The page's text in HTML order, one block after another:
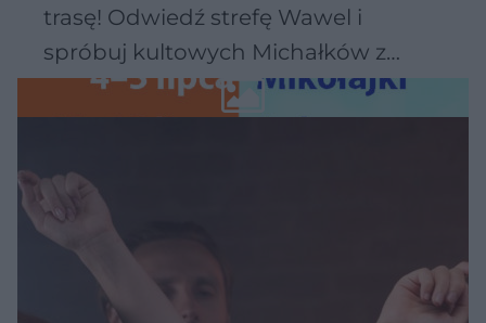
trasę! Odwiedź strefę Wawel i
spróbuj kultowych Michałków z
Wawelu